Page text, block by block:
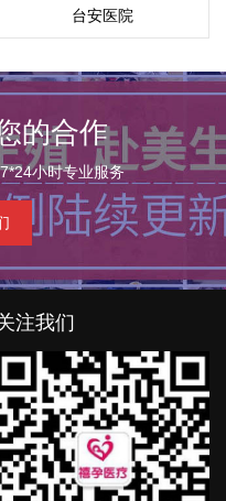
台安医院
的合作
小时专业服务
注我们